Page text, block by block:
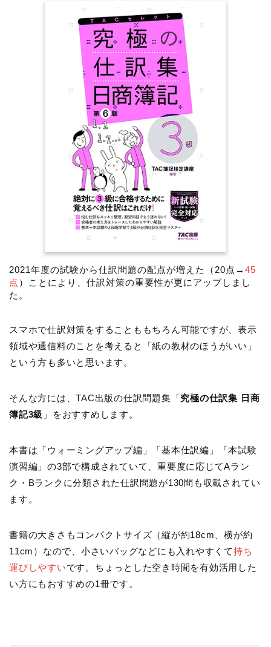
2021年度の試験から仕訳問題の配点が増えた（20点→ 45
点 ）ことにより、仕訳対策の重要性が更にアップしまし
た。
スマホで仕訳対策をすることももちろん可能ですが、表示
領域や通信料のことを考えると「紙の教材のほうがいい」
という方も多いと思います。
そんな方には、TAC出版の仕訳問題集「 究極の仕訳集 日商
簿記3級 」をおすすめします。
本書は「ウォーミングアップ編」「基本仕訳編」「本試験
演習編」の3部で構成されていて、重要度に応じてAラン
ク・Bランクに分類された仕訳問題が130問も収載されてい
ます。
書籍の大きさもコンパクトサイズ（縦が約18cm、横が約
11cm）なので、小さいバッグなどにも入れやすくて持ち
運びしやすいです。ちょっとした空き時間を有効活用した
い方にもおすすめの1冊です。